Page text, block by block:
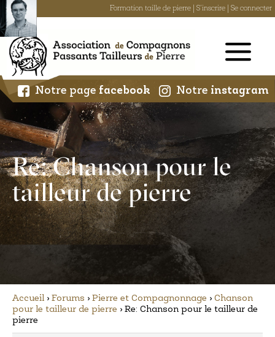
Formation taille de pierre S'inscrire Se connecter
Skip
to
content
Notre page facebook Notre instagram
Re: Chanson pour le
tailleur de pierre
Accueil › Forums › Pierre et Compagnonnage › Chanson
pour le tailleur de pierre › Re: Chanson pour le tailleur de
pierre